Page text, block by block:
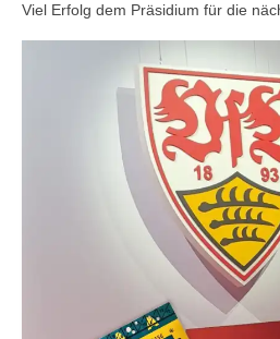
Viel Erfolg dem Präsidium für die